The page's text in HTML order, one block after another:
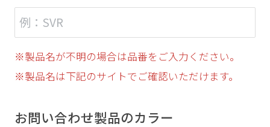
※製品名が不明の場合は品番をご入力ください。
※製品名は下記のサイトでご確認いただけます。
お問い合わせ製品のカラー